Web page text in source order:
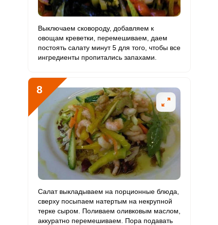
Выключаем сковороду, добавляем к
овощам креветки, перемешиваем, даем
постоять салату минут 5 для того, чтобы все
ингредиенты пропитались запахами.
8
Салат выкладываем на порционные блюда,
сверху посыпаем натертым на некрупной
терке сыром. Поливаем оливковым маслом,
аккуратно перемешиваем. Пора подавать